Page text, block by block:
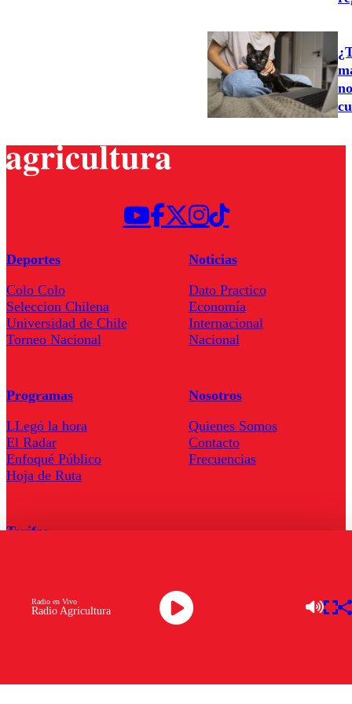
Radio Agricultura
Radio en Vivo
Deportes
Colo Colo
Seleccion Chilena
Universidad de Chile
Torneo Nacional
Noticias
Dato Practico
Economía
Internacional
Nacional
Programas
LLegó la hora
El Radar
Enfoqué Público
Hoja de Ruta
Nosotros
Quienes Somos
Contacto
Frecuencias
Tarifas
Descarga la APP